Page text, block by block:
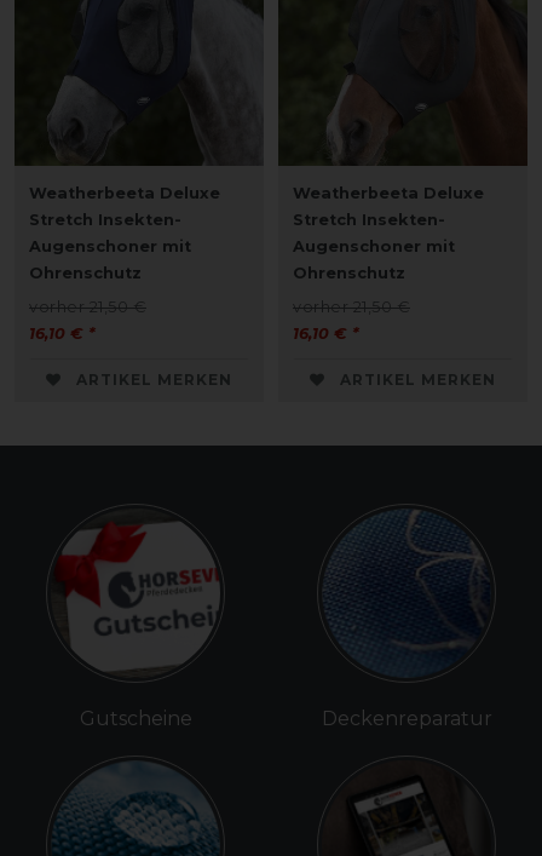
Weatherbeeta Deluxe
Stretch Insekten-
Augenschoner mit
Ohrenschutz
vorher 21,50 €
16,10 € *
ARTIKEL MERKEN
Weatherbeeta Deluxe
Stretch Insekten-
Augenschoner mit
Ohrenschutz
vorher 21,50 €
16,10 € *
ARTIKEL MERKEN
Gutscheine Deckenreparatur